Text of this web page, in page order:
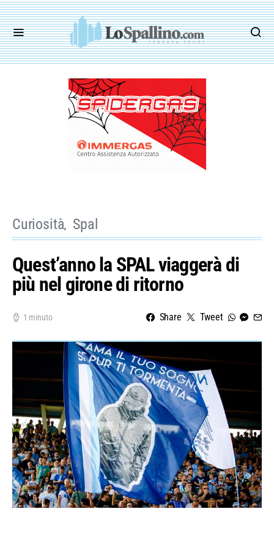
Curiosità Spal
Quest’anno la SPAL viaggerà di
più nel girone di ritorno
1 minuto Share Tweet